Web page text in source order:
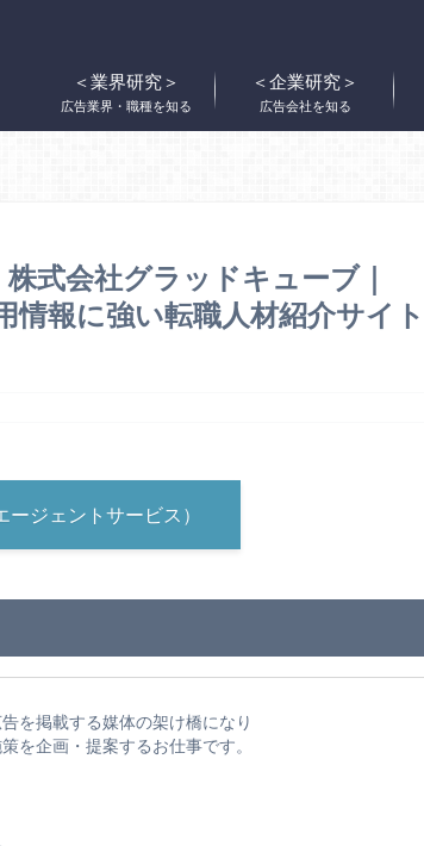
広告業界・職種を知る
＜業界研究＞
広告会社を知る
＜企業研究＞
式会社グラッドキューブ｜
情報に強い転職人材紹介サイト
ージェントサービス）
を掲載する媒体の架け橋になり
を企画・提案するお仕事です。